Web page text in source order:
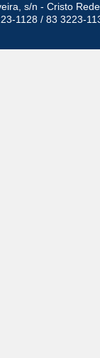
s/n - Cristo
1128 / 83 3223-